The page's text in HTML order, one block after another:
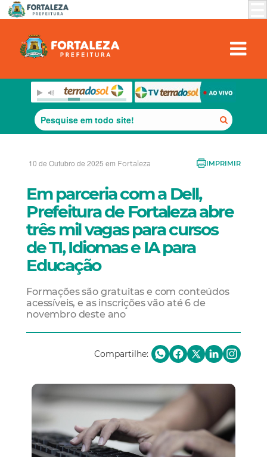
10 de Outubro de 2025 em Fortaleza IMPRIMIR
Em parceria com a Dell,
Prefeitura de Fortaleza abre
três mil vagas para cursos
de TI, Idiomas e IA para
Educação
Formações são gratuitas e com conteúdos
acessíveis, e as inscrições vão até 6 de
novembro deste ano
Compartilhe: